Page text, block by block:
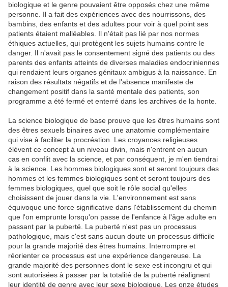
biologique et le genre pouvaient être opposés chez une même
personne. Il a fait des expériences avec des nourrissons, des
bambins, des enfants et des adultes pour voir à quel point ses
patients étaient malléables. Il n'était pas lié par nos normes
éthiques actuelles, qui protègent les sujets humains contre le
danger. Il n'avait pas le consentement signé des patients ou des
parents des enfants atteints de diverses maladies endocriniennes
qui rendaient leurs organes génitaux ambigus à la naissance. En
raison des résultats négatifs et de l'absence manifeste de
changement positif dans la santé mentale des patients, son
programme a été fermé et enterré dans les archives de la honte.
La science biologique de base prouve que les êtres humains sont
des êtres sexuels binaires avec une anatomie complémentaire
qui vise à faciliter la procréation. Les croyances religieuses
élèvent ce concept à un niveau divin, mais n'entrent en aucun
cas en conflit avec la science, et par conséquent, je m'en tiendrai
à la science. Les hommes biologiques sont et seront toujours des
hommes et les femmes biologiques sont et seront toujours des
femmes biologiques, quel que soit le rôle social qu'elles
choisissent de jouer dans la vie. L'environnement est sans
équivoque une force significative dans l'établissement du chemin
que l'on emprunte lorsqu'on passe de l'enfance à l'âge adulte en
passant par la puberté. La puberté n'est pas un processus
pathologique, mais c'est sans aucun doute un processus difficile
pour la grande majorité des êtres humains. Interrompre et
réorienter ce processus est une expérience dangereuse. La
grande majorité des personnes dont le sexe est incongru et qui
sont autorisées à passer par la totalité de la puberté réalignent
leur identité de genre avec leur sexe biologique. Les onze études